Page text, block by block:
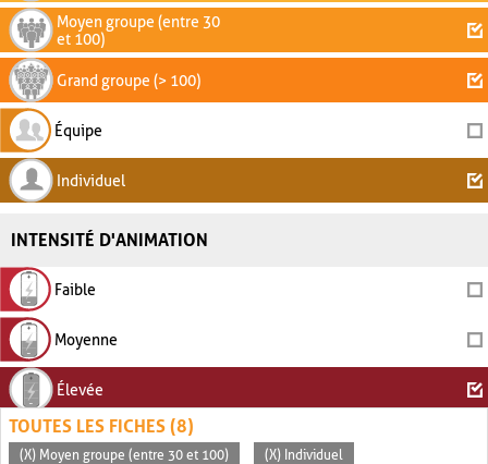
Moyen groupe (entre 30
et 100)
Grand groupe (> 100)
Équipe
Individuel
INTENSITÉ D'ANIMATION
Faible
Moyenne
Élevée
TOUTES LES FICHES (8)
(X) Moyen groupe (entre 30 et 100) (X) Individuel